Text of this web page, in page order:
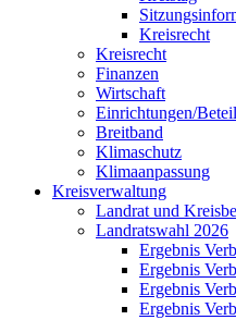
Kreisrecht
Kreisrecht
Finanzen
Wirtschaft
Einrichtungen/
Breitband
Klimaschutz
Klimaanpassung
Kreisverwaltung
Landrat und
Landratswahl 2026
Ergebnis
Ergebnis
Ergebnis
Ergebnis